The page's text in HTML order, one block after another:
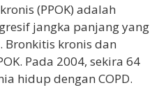
(PPOK) adalah
jangka panjang yang
kronis dan
Pada 2004, sekira 64
hidup dengan COPD.